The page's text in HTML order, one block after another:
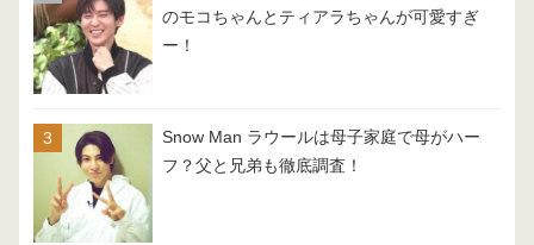
のモコちゃんとティアラちゃんが可愛すぎ
ー！
Snow Man ラウールは母子家庭で母がハー
フ？父と兄弟も徹底調査！